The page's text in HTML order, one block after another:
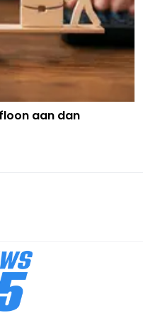
aan dan